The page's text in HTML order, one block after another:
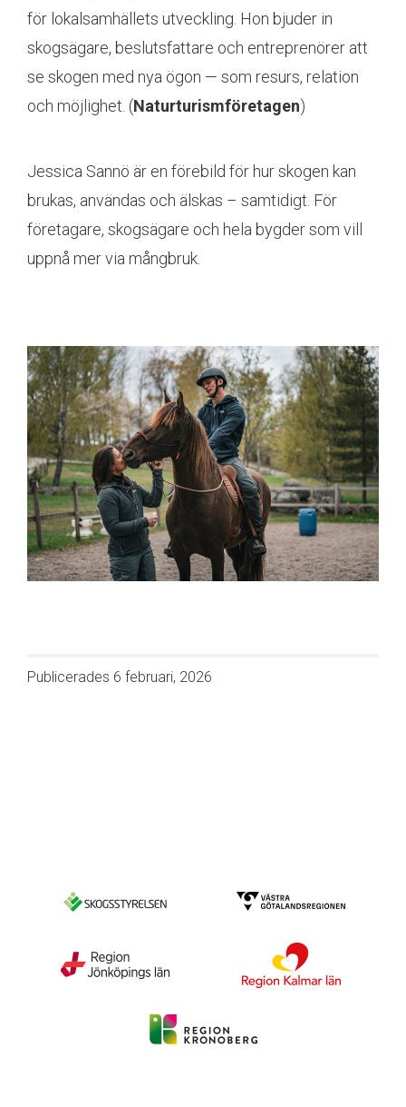
för lokalsamhällets utveckling. Hon bjuder in
skogsägare, beslutsfattare och entreprenörer att
se skogen med nya ögon — som resurs, relation
och möjlighet. (Naturturismföretagen)
Jessica Sannö är en förebild för hur skogen kan
brukas, användas och älskas – samtidigt. För
företagare, skogsägare och hela bygder som vill
uppnå mer via mångbruk.
Publicerades 6 februari, 2026